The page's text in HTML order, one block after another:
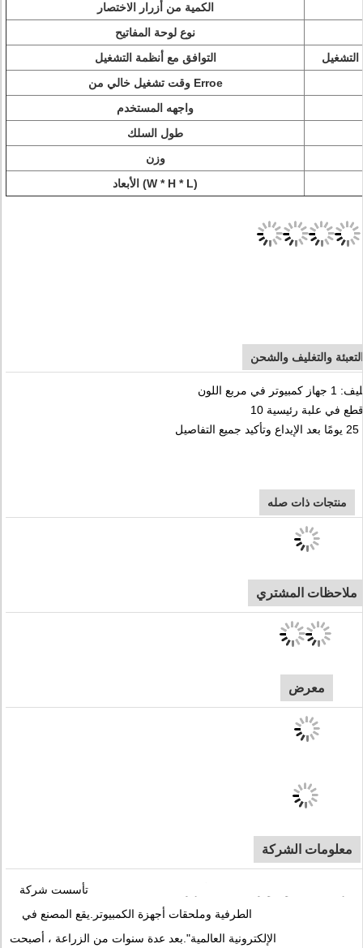
الكمية من أزرار الاختصار
نوع لوحة المفاتيح
التوافق مع أنظمة التشغيل
وقت تشغيل خالي من Erroe
واجهه المستخدم
طول السلك
وزن
الأبعاد (W * H * L)
التعبئة والتغليف والشحن
مربع اللون
10 قطع في علبة رئيسية
منتجات ذات صله
ملاحظات المشتري
معرض
معلومات الشركة
تأسست شركة MEETION TECH في عام 2013 ، وهي واحدة من الشركات المصنعة المهنية للبحث وتطوير ملحقات الأجهزة
الطرفية وملحقات أجهزة الكمبيوتر.يقع المصنع في DONGGUAN حيث تتمتع بسمعة جميلة على أنها "قاعدة التصنيع للمنتجات
الإلكترونية العالمية".بعد عدة سنوات من الزراعة ، أصبحت MEETION واحدة من شركات التكنولوجيا الفائقة التي تجمع بين البحث